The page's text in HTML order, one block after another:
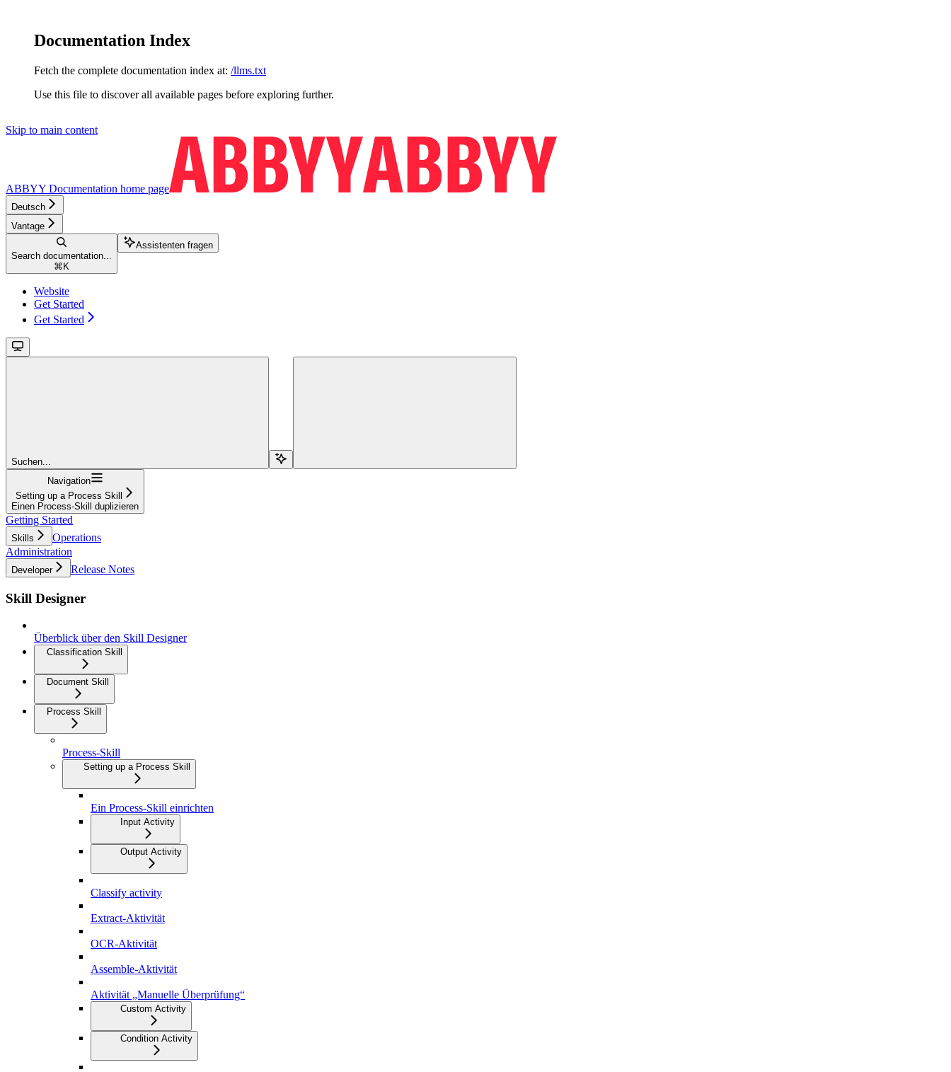
Documentation Index
Fetch the complete documentation index at: /llms.txt
Use this file to discover all available pages before exploring further.
Skip to main content
ABBYY Documentation home page
Deutsch
Vantage
Search documentation...
⌘ K
Assistenten fragen
Website
Get Started
Get Started
Suchen...
Navigation
Setting up a Process Skill
Einen Process-Skill duplizieren
Getting Started
Skills
Operations
Administration
Developer Release Notes
Skill Designer
Überblick über den Skill Designer
Classification Skill
Document Skill
Process Skill
Process-Skill
Setting up a Process Skill
Ein Process-Skill einrichten
Input Activity
Output Activity
Classify activity
Extract-Aktivität
OCR-Aktivität
Assemble-Aktivität
Aktivität „Manuelle Überprüfung“
Custom Activity
Condition Activity